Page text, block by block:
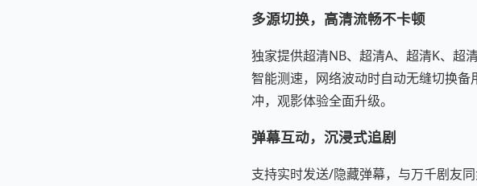
多源切换，高清流畅不卡顿
独家提供超清NB、超清A、超清K、超
智能测速，网络波动时自动无缝切换
冲，观影体验全面升级。
弹幕互动，沉浸式追剧
支持实时发送/隐藏弹幕，与万千剧友